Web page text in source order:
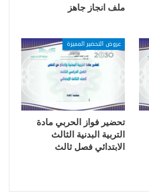
ملف انجاز جاهز
عروض التحضير المميزة
تحضير فواز الحربي مادة
التربية البدنية الثالث
الابتدائي فصل ثالث